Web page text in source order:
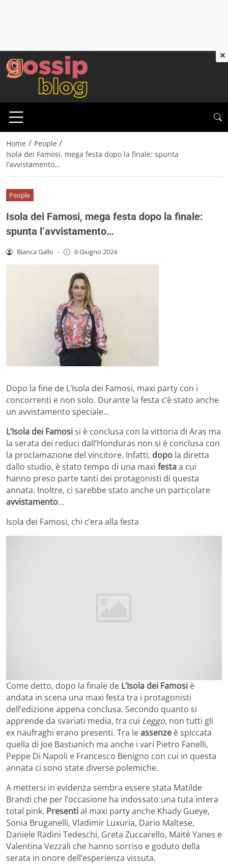
Home / People /
Isola dei Famosi, mega festa dopo la finale: spunta
l’avvistamento…
People
Isola dei Famosi, mega festa dopo la finale:
spunta l’avvistamento…
Bianca Gallo - 6 Giugno 2024
Dopo la fine de L’Isola dei Famosi, maxi party con i
concorrenti e non solo. Durante la festa c’è stato anche
un avvistamento speciale…
L’Isola dei Famosisi è conclusa con la vittoria di Aras ma
la serata dei reduci dall’Honduras non si è conclusa con
la proclamazione del vincitore. Infatti, dopo la diretta
dallo studio, è stato tempo di una maxi festaa cui
hanno preso parte tanti dei protagonisti di questa
annata. Inoltre, ci sarebbe stato anche un particolare
avvistamento…
Isola dei Famosi, chi c’era alla festa
Come detto, dopo la finale de L’Isola dei Famosi è
andata in scena una maxi festa tra i protagonisti
dell’edizione appena conclusa. Secondo quanto si
apprende da svariati media, tra cui Leggo, non tutti gli
ex naufraghi erano presenti. Tra leassenze è spiccata
quella di Joe Bastianich ma anche i vari Pietro Fanelli,
Peppe Di Napoli e Francesco Benigno con cui in questa
annata ci sono state diverse polemiche.
A mettersi in evidenza sembra essere stata Matilde
Brandi che per l’occasione ha indossato una tuta intera
total pink. Presential maxi party anche Khady Gueye,
Sonia Bruganelli, Vladimir Luxuria, Dario Maltese,
Daniele Radini Tedeschi, Greta Zuccarello, Maité Yanes e
Valentina Vezzali che hanno sorriso e goduto della
serata in onore dell’esperienza vissuta.
×